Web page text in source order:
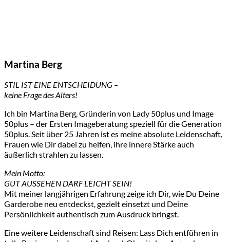
Martina Berg
STIL IST EINE ENTSCHEIDUNG –
keine Frage des Alters!
Ich bin Martina Berg, Gründerin von Lady 50plus und Image
50plus – der Ersten Imageberatung speziell für die Generation
50plus. Seit über 25 Jahren ist es meine absolute Leidenschaft,
Frauen wie Dir dabei zu helfen, ihre innere Stärke auch
äußerlich strahlen zu lassen.
Mein Motto:
GUT AUSSEHEN DARF LEICHT SEIN!
Mit meiner langjährigen Erfahrung zeige ich Dir, wie Du Deine
Garderobe neu entdeckst, gezielt einsetzt und Deine
Persönlichkeit authentisch zum Ausdruck bringst.
Eine weitere Leidenschaft sind Reisen: Lass Dich entführen in